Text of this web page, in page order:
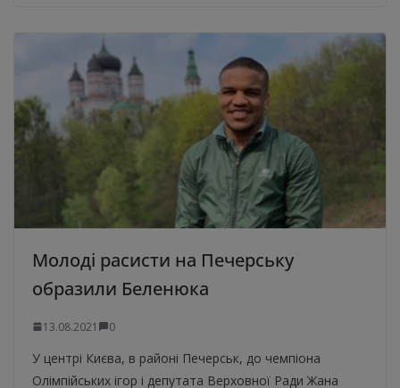
Молоді расисти на Печерську
образили Беленюка
13.08.2021 0
У центрі Києва, в районі Печерськ, до чемпіона
Олімпійських ігор і депутата Верховної Ради Жана